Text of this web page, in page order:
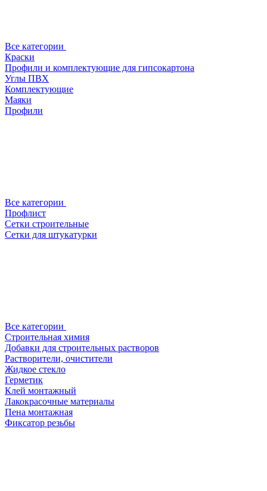
Все категории
Краски
Профили и комплектующие для гипсокартона
Углы ПВХ
Комплектующие
Маяки
Профили
Все категории
Профлист
Сетки строительные
Сетки для штукатурки
Все категории
Строительная химия
Добавки для строительных растворов
Растворители, очистители
Жидкое стекло
Герметик
Клей монтажный
Лакокрасочные материалы
Пена монтажная
Фиксатор резьбы